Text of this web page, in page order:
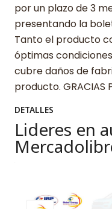
por un plazo de 3
presentando la
Tanto el producto
óptimas
cubre daños de
producto. GRACIAS
DETALLES
Lideres en